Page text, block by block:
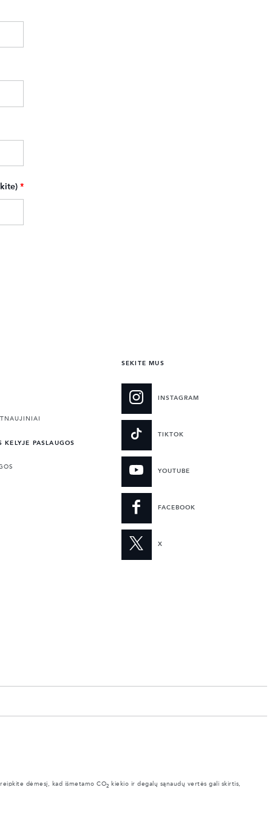
*
KELYJE PASLAUGOS
SEKITE MUS
INSTAGRAM
TIKTOK
YOUTUBE
FACEBOOK
X
dėmesį, kad išmetamo CO2
kiekio ir degalų sąnaudų vertės gali skirtis,